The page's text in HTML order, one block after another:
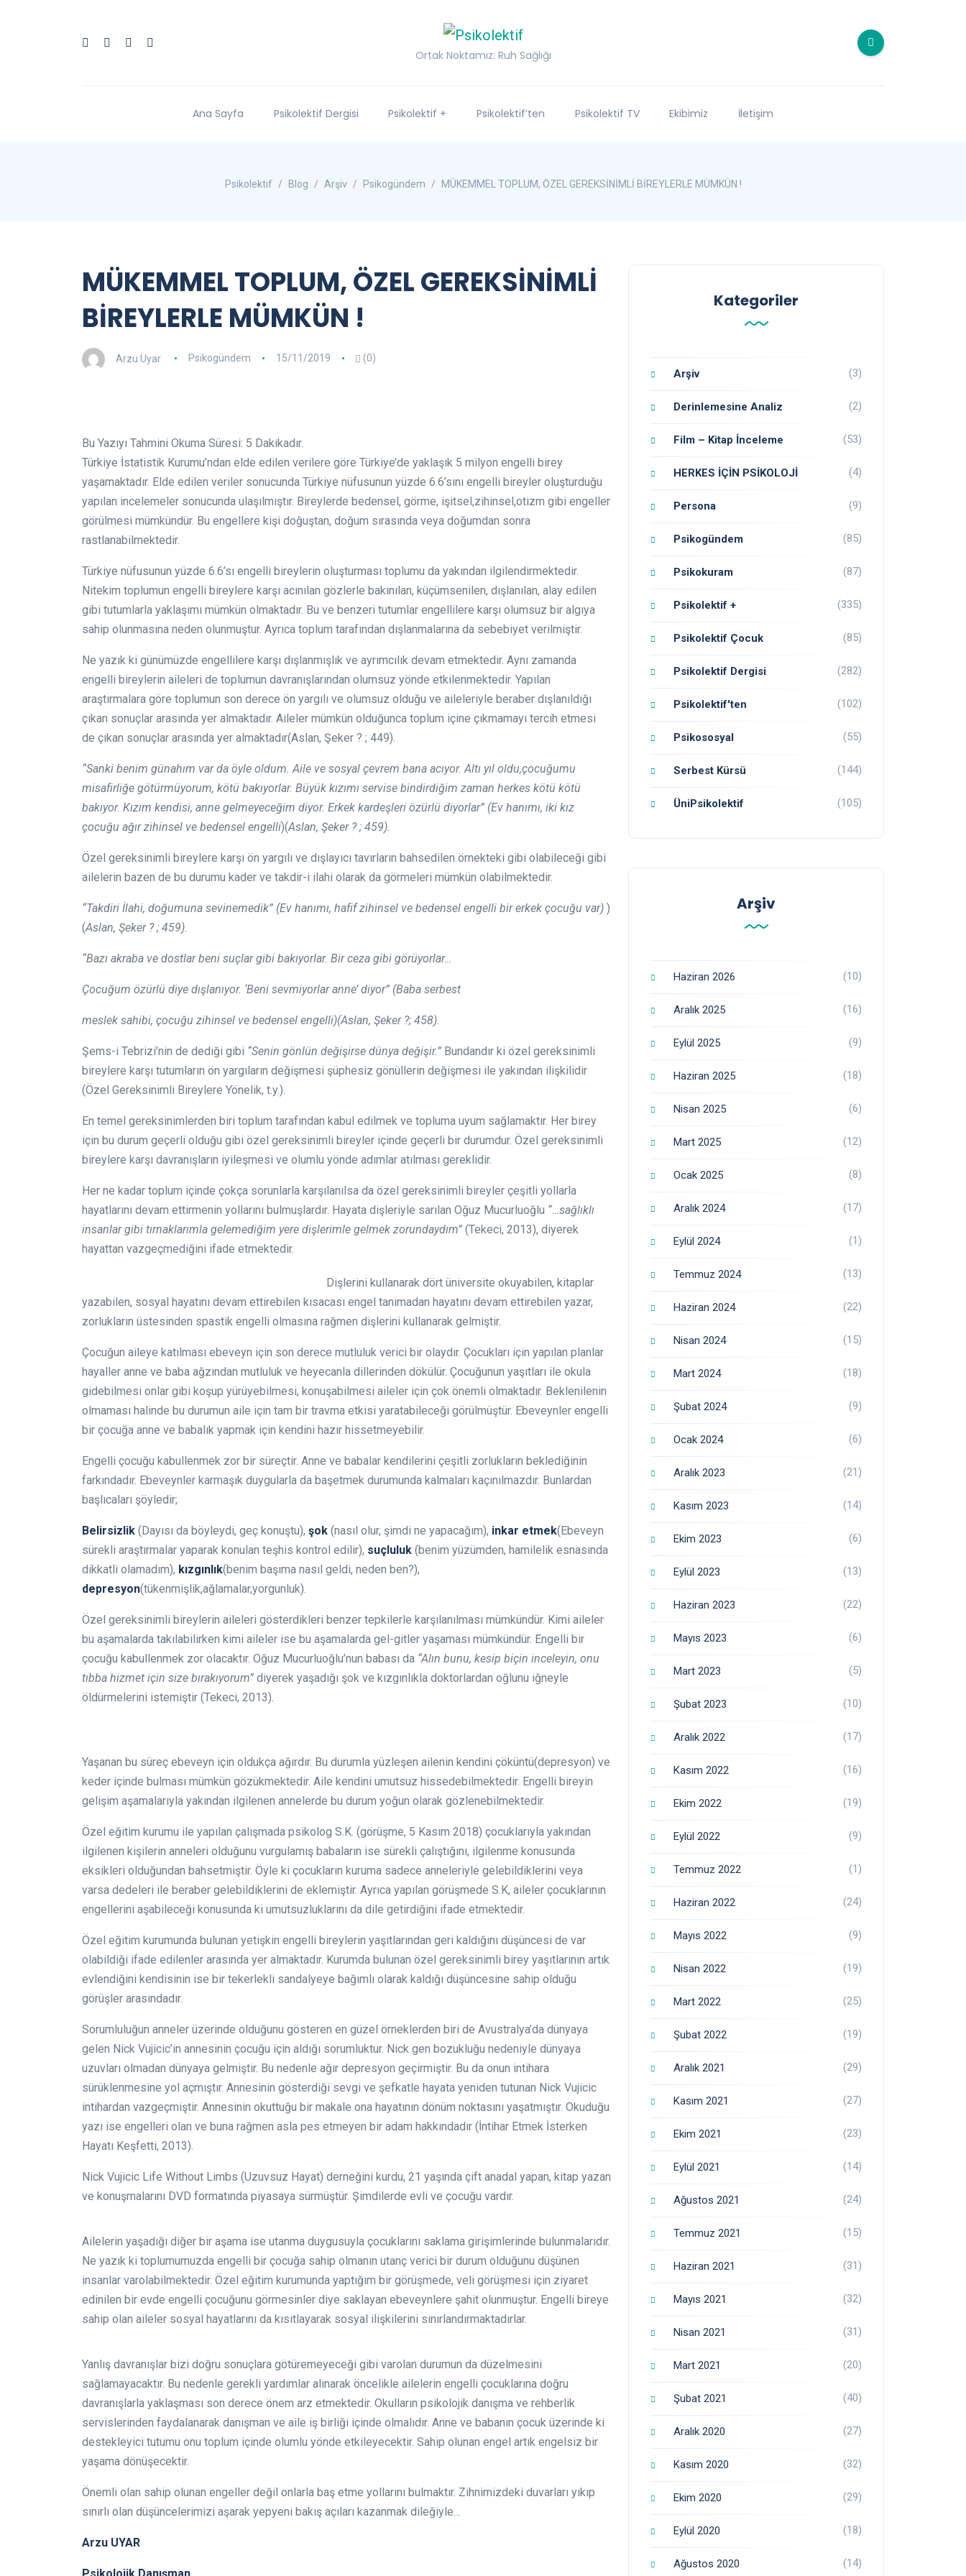
Ortak Noktamız: Ruh Sağlığı
Ana Sayfa Psikolektif Dergisi Psikolektif + Psikolektif’ten Psikolektif TV Ekibimiz İletişim
Psikolektif Blog Arşiv Psikogündem MÜKEMMEL TOPLUM, ÖZEL GEREKSİNİMLİ BİREYLERLE MÜMKÜN !
MÜKEMMEL TOPLUM, ÖZEL GEREKSİNİMLİ
BİREYLERLE MÜMKÜN !
Arzu Uyar Psikogündem 15/11/2019 (0)
Bu Yazıyı Tahmini Okuma Süresi: 5 Dakikadır.
Türkiye İstatistik Kurumu’ndan elde edilen verilere göre Türkiye’de yaklaşık 5 milyon engelli birey
yaşamaktadır. Elde edilen veriler sonucunda Türkiye nüfusunun yüzde 6.6’sını engelli bireyler oluşturduğu
yapılan incelemeler sonucunda ulaşılmıştır. Bireylerde bedensel, görme, işitsel,zihinsel,otizm gibi engeller
görülmesi mümkündür. Bu engellere kişi doğuştan, doğum sırasında veya doğumdan sonra
rastlanabilmektedir.
Türkiye nüfusunun yüzde 6.6’sı engelli bireylerin oluşturması toplumu da yakından ilgilendirmektedir.
Nitekim toplumun engelli bireylere karşı acınılan gözlerle bakınılan, küçümsenilen, dışlanılan, alay edilen
gibi tutumlarla yaklaşımı mümkün olmaktadır. Bu ve benzeri tutumlar engellilere karşı olumsuz bir algıya
sahip olunmasına neden olunmuştur. Ayrıca toplum tarafından dışlanmalarına da sebebiyet verilmiştir.
Ne yazık ki günümüzde engellilere karşı dışlanmışlık ve ayrımcılık devam etmektedir. Aynı zamanda
engelli bireylerin aileleri de toplumun davranışlarından olumsuz yönde etkilenmektedir. Yapılan
araştırmalara göre toplumun son derece ön yargılı ve olumsuz olduğu ve aileleriyle beraber dışlanıldığı
çıkan sonuçlar arasında yer almaktadır. Aileler mümkün olduğunca toplum içine çıkmamayı tercih etmesi
de çıkan sonuçlar arasında yer almaktadır(Aslan, Şeker ? ; 449).
“Sanki benim günahım var da öyle oldum. Aile ve sosyal çevrem bana acıyor. Altı yıl oldu,çocuğumu
misafirliğe götürmüyorum, kötü bakıyorlar. Büyük kızımı servise bindirdiğim zaman herkes kötü kötü
bakıyor. Kızım kendisi, anne gelmeyeceğim diyor. Erkek kardeşleri özürlü diyorlar” (Ev hanımı, iki kız
çocuğu ağır zihinsel ve bedensel engelli)(Aslan, Şeker ? ; 459).
Özel gereksinimli bireylere karşı ön yargılı ve dışlayıcı tavırların bahsedilen örnekteki gibi olabileceği gibi
ailelerin bazen de bu durumu kader ve takdir-i ilahi olarak da görmeleri mümkün olabilmektedir.
“Takdiri İlahi, doğumuna sevinemedik” (Ev hanımı, hafif zihinsel ve bedensel engelli bir erkek çocuğu var) )
(Aslan, Şeker ? ; 459).
“Bazı akraba ve dostlar beni suçlar gibi bakıyorlar. Bir ceza gibi görüyorlar…
Çocuğum özürlü diye dışlanıyor. ‘Beni sevmiyorlar anne’ diyor” (Baba serbest
meslek sahibi, çocuğu zihinsel ve bedensel engelli)(Aslan, Şeker ?; 458).
Şems-i Tebrizi’nin de dediği gibi “Senin gönlün değişirse dünya değişir.” Bundandır ki özel gereksinimli
bireylere karşı tutumların ön yargıların değişmesi şüphesiz gönüllerin değişmesi ile yakından ilişkilidir
(Özel Gereksinimli Bireylere Yönelik, t.y.).
En temel gereksinimlerden biri toplum tarafından kabul edilmek ve topluma uyum sağlamaktır. Her birey
için bu durum geçerli olduğu gibi özel gereksinimli bireyler içinde geçerli bir durumdur. Özel gereksinimli
bireylere karşı davranışların iyileşmesi ve olumlu yönde adımlar atılması gereklidir.
Her ne kadar toplum içinde çokça sorunlarla karşılanılsa da özel gereksinimli bireyler çeşitli yollarla
hayatlarını devam ettirmenin yollarını bulmuşlardır. Hayata dişleriyle sarılan Oğuz Mucurluoğlu “…sağlıklı
insanlar gibi tırnaklarımla gelemediğim yere dişlerimle gelmek zorundaydım” (Tekeci, 2013), diyerek
hayattan vazgeçmediğini ifade etmektedir.
Dişlerini kullanarak dört üniversite okuyabilen, kitaplar
yazabilen, sosyal hayatını devam ettirebilen kısacası engel tanımadan hayatını devam ettirebilen yazar,
zorlukların üstesinden spastik engelli olmasına rağmen dişlerini kullanarak gelmiştir.
Çocuğun aileye katılması ebeveyn için son derece mutluluk verici bir olaydır. Çocukları için yapılan planlar
hayaller anne ve baba ağzından mutluluk ve heyecanla dillerinden dökülür. Çocuğunun yaşıtları ile okula
gidebilmesi onlar gibi koşup yürüyebilmesi, konuşabilmesi aileler için çok önemli olmaktadır. Beklenilenin
olmaması halinde bu durumun aile için tam bir travma etkisi yaratabileceği görülmüştür. Ebeveynler engelli
bir çocuğa anne ve babalık yapmak için kendini hazır hissetmeyebilir.
Engelli çocuğu kabullenmek zor bir süreçtir. Anne ve babalar kendilerini çeşitli zorlukların beklediğinin
farkındadır. Ebeveynler karmaşık duygularla da başetmek durumunda kalmaları kaçınılmazdır. Bunlardan
başlıcaları şöyledir;
Belirsizlik (Dayısı da böyleydi, geç konuştu), şok (nasıl olur, şimdi ne yapacağım), inkar etmek(Ebeveyn
sürekli araştırmalar yaparak konulan teşhis kontrol edilir), suçluluk (benim yüzümden, hamilelik esnasında
dikkatli olamadım), kızgınlık(benim başıma nasıl geldi, neden ben?),
depresyon(tükenmişlik,ağlamalar,yorgunluk).
Özel gereksinimli bireylerin aileleri gösterdikleri benzer tepkilerle karşılanılması mümkündür. Kimi aileler
bu aşamalarda takılabilirken kimi aileler ise bu aşamalarda gel-gitler yaşaması mümkündür. Engelli bir
çocuğu kabullenmek zor olacaktır. Oğuz Mucurluoğlu’nun babası da “Alın bunu, kesip biçin inceleyin, onu
tıbba hizmet için size bırakıyorum” diyerek yaşadığı şok ve kızgınlıkla doktorlardan oğlunu iğneyle
öldürmelerini istemiştir (Tekeci, 2013).
Yaşanan bu süreç ebeveyn için oldukça ağırdır. Bu durumla yüzleşen ailenin kendini çöküntü(depresyon) ve
keder içinde bulması mümkün gözükmektedir. Aile kendini umutsuz hissedebilmektedir. Engelli bireyin
gelişim aşamalarıyla yakından ilgilenen annelerde bu durum yoğun olarak gözlenebilmektedir.
Özel eğitim kurumu ile yapılan çalışmada psikolog S.K. (görüşme, 5 Kasım 2018) çocuklarıyla yakından
ilgilenen kişilerin anneleri olduğunu vurgulamış babaların ise sürekli çalıştığını, ilgilenme konusunda
eksikleri olduğundan bahsetmiştir. Öyle ki çocukların kuruma sadece anneleriyle gelebildiklerini veya
varsa dedeleri ile beraber gelebildiklerini de eklemiştir. Ayrıca yapılan görüşmede S.K, aileler çocuklarının
engellerini aşabileceği konusunda ki umutsuzluklarını da dile getirdiğini ifade etmektedir.
Özel eğitim kurumunda bulunan yetişkin engelli bireylerin yaşıtlarından geri kaldığını düşüncesi de var
olabildiği ifade edilenler arasında yer almaktadır. Kurumda bulunan özel gereksinimli birey yaşıtlarının artık
evlendiğini kendisinin ise bir tekerlekli sandalyeye bağımlı olarak kaldığı düşüncesine sahip olduğu
görüşler arasındadır.
Sorumluluğun anneler üzerinde olduğunu gösteren en güzel örneklerden biri de Avustralya’da dünyaya
gelen Nick Vujicic’in annesinin çocuğu için aldığı sorumluktur. Nick gen bozukluğu nedeniyle dünyaya
uzuvları olmadan dünyaya gelmiştir. Bu nedenle ağır depresyon geçirmiştir. Bu da onun intihara
sürüklenmesine yol açmıştır. Annesinin gösterdiği sevgi ve şefkatle hayata yeniden tutunan Nick Vujicic
intihardan vazgeçmiştir. Annesinin okuttuğu bir makale ona hayatının dönüm noktasını yaşatmıştır. Okuduğu
yazı ise engelleri olan ve buna rağmen asla pes etmeyen bir adam hakkındadır (İntihar Etmek İsterken
Hayatı Keşfetti, 2013).
Nick Vujicic Life Without Limbs (Uzuvsuz Hayat) derneğini kurdu, 21 yaşında çift anadal yapan, kitap yazan
ve konuşmalarını DVD formatında piyasaya sürmüştür. Şimdilerde evli ve çocuğu vardır.
Ailelerin yaşadığı diğer bir aşama ise utanma duygusuyla çocuklarını saklama girişimlerinde bulunmalarıdır.
Ne yazık ki toplumumuzda engelli bir çocuğa sahip olmanın utanç verici bir durum olduğunu düşünen
insanlar varolabilmektedir. Özel eğitim kurumunda yaptığım bir görüşmede, veli görüşmesi için ziyaret
edinilen bir evde engelli çocuğunu görmesinler diye saklayan ebeveynlere şahit olunmuştur. Engelli bireye
sahip olan aileler sosyal hayatlarını da kısıtlayarak sosyal ilişkilerini sınırlandırmaktadırlar.
Yanlış davranışlar bizi doğru sonuçlara götüremeyeceği gibi varolan durumun da düzelmesini
sağlamayacaktır. Bu nedenle gerekli yardımlar alınarak öncelikle ailelerin engelli çocuklarına doğru
davranışlarla yaklaşması son derece önem arz etmektedir. Okulların psikolojik danışma ve rehberlik
servislerinden faydalanarak danışman ve aile iş birliği içinde olmalıdır. Anne ve babanın çocuk üzerinde ki
destekleyici tutumu onu toplum içinde olumlu yönde etkileyecektir. Sahip olunan engel artık engelsiz bir
yaşama dönüşecektir.
Önemli olan sahip olunan engeller değil onlarla baş etme yollarını bulmaktır. Zihnimizdeki duvarları yıkıp
sınırlı olan düşüncelerimizi aşarak yepyeni bakış açıları kazanmak dileğiyle…
Arzu UYAR
Kategoriler
Arşiv (3)
Derinlemesine Analiz (2)
Film – Kitap İnceleme (53)
HERKES İÇİN PSİKOLOJİ (4)
Persona (9)
Psikogündem (85)
Psikokuram (87)
Psikolektif + (335)
Psikolektif Çocuk (85)
Psikolektif Dergisi (282)
Psikolektif'ten (102)
Psikososyal (55)
Serbest Kürsü (144)
ÜniPsikolektif (105)
Arşiv
Haziran 2026 (10)
Aralık 2025 (16)
Eylül 2025 (9)
Haziran 2025 (18)
Nisan 2025 (6)
Mart 2025 (12)
Ocak 2025 (8)
Aralık 2024 (17)
Eylül 2024 (1)
Temmuz 2024 (13)
Haziran 2024 (22)
Nisan 2024 (15)
Mart 2024 (18)
Şubat 2024 (9)
Ocak 2024 (6)
Aralık 2023 (21)
Kasım 2023 (14)
Ekim 2023 (6)
Eylül 2023 (13)
Haziran 2023 (22)
Mayıs 2023 (6)
Mart 2023 (5)
Şubat 2023 (10)
Aralık 2022 (17)
Kasım 2022 (16)
Ekim 2022 (19)
Eylül 2022 (9)
Temmuz 2022 (1)
Haziran 2022 (24)
Mayıs 2022 (9)
Nisan 2022 (19)
Mart 2022 (25)
Şubat 2022 (19)
Aralık 2021 (29)
Kasım 2021 (27)
Ekim 2021 (23)
Eylül 2021 (14)
Ağustos 2021 (24)
Temmuz 2021 (15)
Haziran 2021 (31)
Mayıs 2021 (32)
Nisan 2021 (31)
Mart 2021 (20)
Şubat 2021 (40)
Aralık 2020 (27)
Kasım 2020 (32)
Ekim 2020 (29)
Eylül 2020 (18)
Ağustos 2020 (14)